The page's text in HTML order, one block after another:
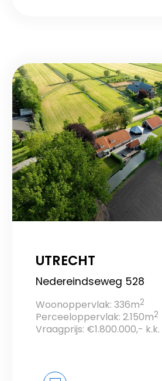
UTRECHT
Nedereindseweg 528
Woonoppervlak: 336m2
Perceeloppervlak: 2.150m2
Vraagprijs: €1.800.000,- k.k.